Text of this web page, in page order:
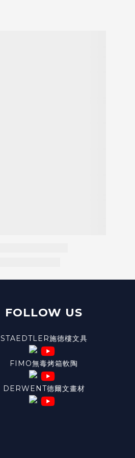
FOLLOW US
STAEDTLER施德樓文具
FIMO無毒烤箱軟陶
DERWENT德爾文畫材